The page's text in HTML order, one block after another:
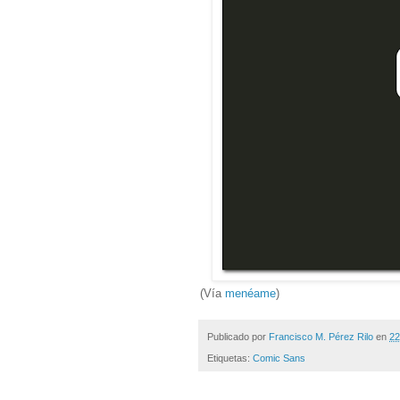
(Vía menéame)
Publicado por Francisco M. Pérez Rilo en
Etiquetas: Comic Sans